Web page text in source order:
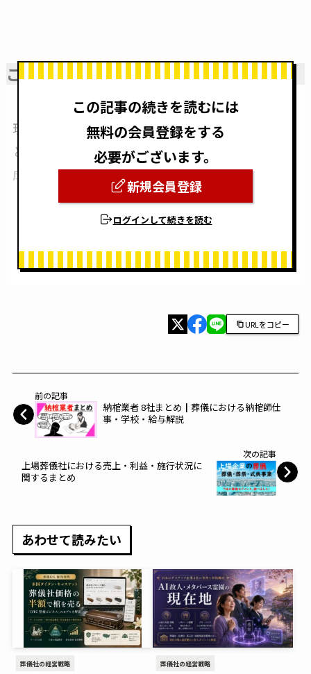
これまでの簡単概要について
現在までのユニクエスト様の軌跡を振り返る
と、緩やかな成長曲線をたどるのではなく、急
成長時期を境に3段階に分けられます。
この記事の続きを読むには
無料の会員登録をする
必要がございます。
新規会員登録
ログインして続きを読む
URLをコピー
前の記事
納棺業者 8社まとめ┃葬儀における納棺師仕
事・学校・給与解説
次の記事
上場葬儀社における売上・利益・施行状況に
関するまとめ
あわせて読みたい
葬儀社の経営戦略 葬儀社の経営戦略